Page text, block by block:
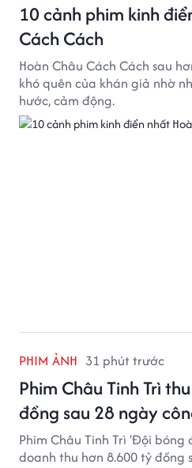
10 cảnh phim kinh
Cách Cách
Hoàn Châu Cách Cách sau
khó quên của khán giả nhờ
hước, cảm động.
PHIM ẢNH 31 phút trước
Phim Châu Tinh Trì
đồng sau 28 ngày
Phim Châu Tinh Trì 'Đội bóng
doanh thu hơn 8.600 tỷ đồng